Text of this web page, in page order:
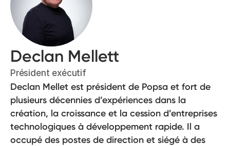
Declan Mellett
Président exécutif
Declan Mellet est président de Popsa et fort de
plusieurs décennies d’expériences dans la
création, la croissance et la cession d’entreprises
technologiques à développement rapide. Il a
occupé des postes de direction et siégé à des